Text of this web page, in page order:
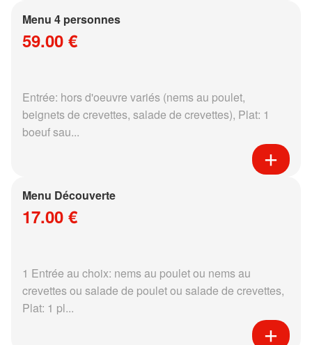
Menu 4 personnes
59.00 €
Entrée: hors d'oeuvre variés (nems au poulet,
beignets de crevettes, salade de crevettes), Plat: 1
boeuf sau...
Menu Découverte
17.00 €
1 Entrée au choix: nems au poulet ou nems au
crevettes ou salade de poulet ou salade de crevettes,
Plat: 1 pl...